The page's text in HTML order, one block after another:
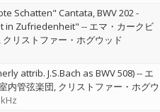
Schatten" Cantata, BWV 202 -
in Zufriedenheit" -- エマ・カークビ
クリストファー・ホグウッド
attrib. J.S.Bach as BWV 508)-- エ
内管弦楽団 クリストファー・ホグウ